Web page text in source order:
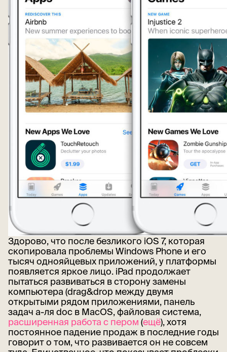
Здорово, что после безликого iOS 7, которая
скопировала проблемы Windows Phone и его
тысяч однояйцевых приложений, у платформы
появляется яркое лицо. iPad продолжает
пытаться развиваться в сторону замены
компьютера (drag&drop между двумя
открытыми рядом приложениями, панель
задач а-ля doc в MacOS, файловая система,
расширенная работа с пером (ещё), хотя
постоянное падение продаж в последние годы
говорит о том, что развивается он не совсем